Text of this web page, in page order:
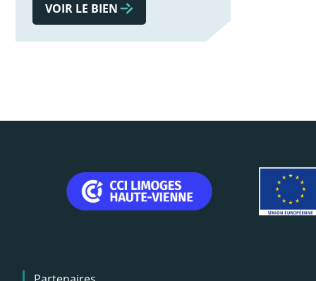
VOIR LE BIEN
Menu